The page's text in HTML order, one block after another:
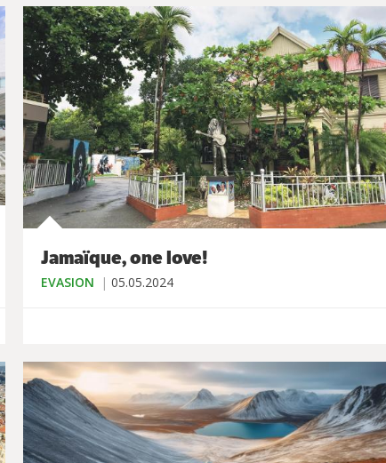
Jamaïque, one love!
EVASION 05.05.2024